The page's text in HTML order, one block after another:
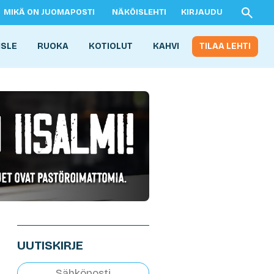
MIKÄ ON JUOMAPOSTI NÄKÖISLEHTI KIRJAUDU
RUOKA KOTIOLUT KAHVI TILAA LEHTI
UUTISKIRJE